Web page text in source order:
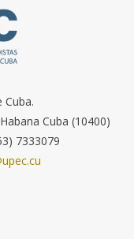
Cuba.
Cuba (10400)
7333079